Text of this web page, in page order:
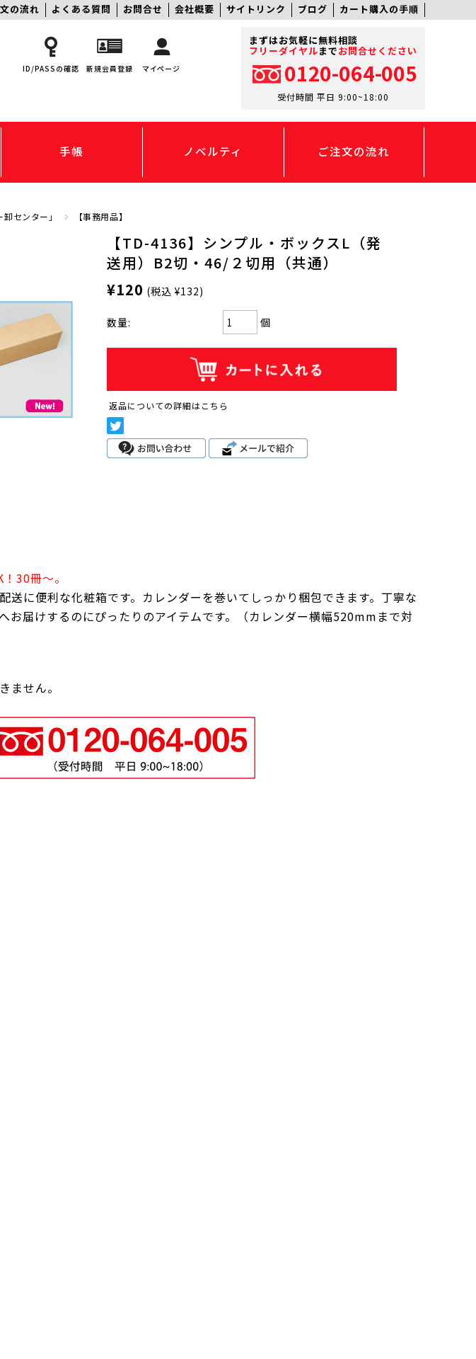
の流れ よくある質問 お問合せ 会社概要 サイトリンク ブログ カート購入の手順
ID/PASSの確認 新規会員登録 マイページ
まずはお気軽に無料相談
フリーダイヤルまでお問合せください
0120-064-005
受付時間 平日 9:00~18:00
手帳 ノベルティ ご注文の流れ
センター」 【事務用品】
【TD-4136】シンプル・ボックスL（発
送用）B2切・46/２切用（共通）
¥120 (税込 ¥132)
数量: 個
返品についての詳細はこちら
30冊～。
送に便利な化粧箱です。カレンダーを巻いてしっかり梱包できます。丁寧な
お届けするのにぴったりのアイテムです。（カレンダー横幅520mmまで対
ません。